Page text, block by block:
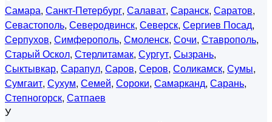
Самара, Санкт-Петербург, Салават, Саранск, Саратов,
Севастополь, Северодвинск, Северск, Сергиев Посад,
Серпухов, Симферополь, Смоленск, Сочи, Ставрополь,
Старый Оскол, Стерлитамак, Сургут, Сызрань,
Сыктывкар, Сарапул, Саров, Серов, Соликамск, Сумы,
Сумгаит, Сухум, Семей, Сороки, Самарканд, Сарань,
Степногорск, Сатпаев
У